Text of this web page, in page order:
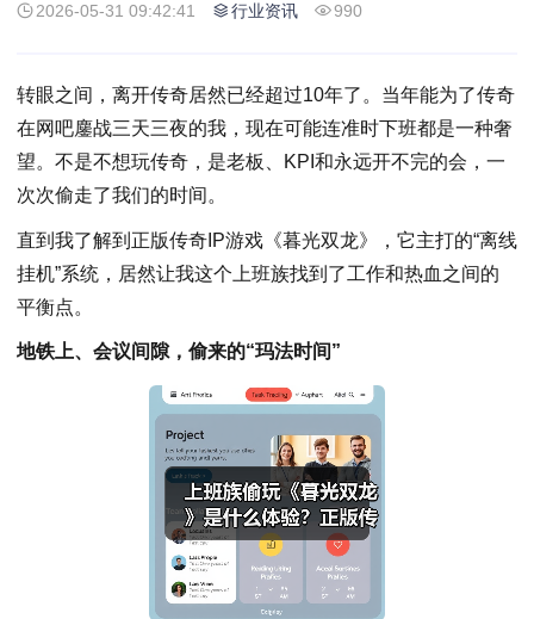
2026-05-31 09:42:41 行业资讯 990
转眼之间，离开传奇居然已经超过10年了。当年能为了传奇
在网吧鏖战三天三夜的我，现在可能连准时下班都是一种奢
望。不是不想玩传奇，是老板、KPI和永远开不完的会，一
次次偷走了我们的时间。
直到我了解到正版传奇IP游戏《暮光双龙》，它主打的“离线
挂机”系统，居然让我这个上班族找到了工作和热血之间的
平衡点。
地铁上、会议间隙，偷来的“玛法时间”